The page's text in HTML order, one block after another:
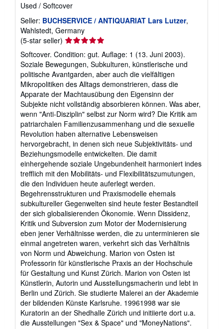
Used / Softcover
Seller: BUCHSERVICE / ANTIQUARIAT Lars Lutzer,
Wahlstedt, Germany
(5-star seller) Seller
rating
5
out
of
5
stars
Softcover. Condition: gut. Auflage: 1 (13. Juni 2003).
Soziale Bewegungen, Subkulturen, künstlerische und
politische Avantgarden, aber auch die vielfältigen
Mikropolitiken des Alltags demonstrieren, dass die
Apparate der Machtausübung den Eigensinn der
Subjekte nicht vollständig absorbieren können. Was aber,
wenn "Anti-Disziplin" selbst zur Norm wird? Die Kritik am
patriarchalen Familienzusammenhang und die sexuelle
Revolution haben alternative Lebensweisen
hervorgebracht, in denen sich neue Subjektivitäts- und
Beziehungsmodelle entwickelten. Die damit
einhergehende soziale Ungebundenheit harmoniert indes
trefflich mit den Mobilitäts- und Flexibilitätszumutungen,
die den Individuen heute auferlegt werden.
Begehrensstrukturen und Praxismodelle ehemals
subkultureller Gegenwelten sind heute fester Bestandteil
der sich globalisierenden Ökonomie. Wenn Dissidenz,
Kritik und Subversion zum Motor der Modernisierung
eben jener Verhältnisse werden, die zu unterminieren sie
einmal angetreten waren, verkehrt sich das Verhältnis
von Norm und Abweichung. Marion von Osten ist
Professorin für künstlerische Praxis an der Hochschule
für Gestaltung und Kunst Zürich. Marion von Osten ist
Künstlerin, Autorin und Ausstellungsmacherin und lebt in
Berlin und Zürich. Sie studierte Malerei an der Akademie
der bildenden Künste Karlsruhe. 19961998 war sie
Kuratorin an der Shedhalle Zürich und initiierte dort u.a.
die Ausstellungen "Sex & Space" und "MoneyNations".